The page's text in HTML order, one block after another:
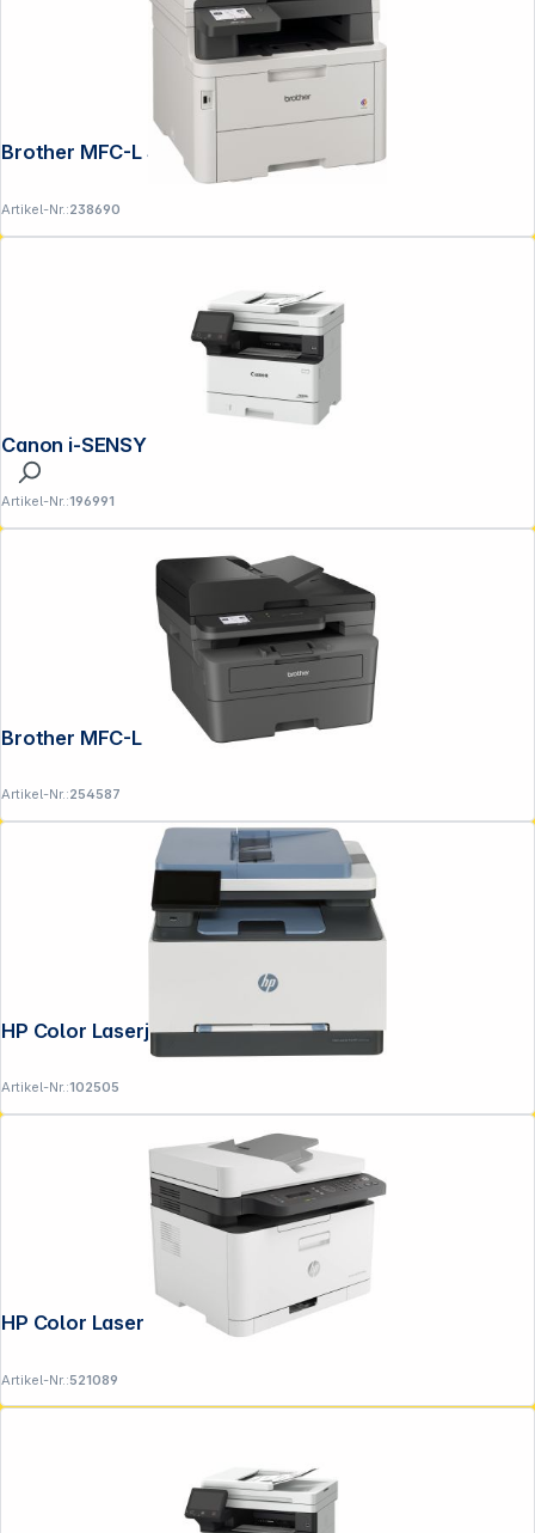
Brother MFC-L 3760 CDW
Artikel-Nr.:238690
Canon i-SENSYS MF 461 dw II
Artikel-Nr.:196991
Brother MFC-L 2860 DWE
Artikel-Nr.:254587
HP Color Laserjet Pro MFP 3302 fdng
Artikel-Nr.:102505
HP Color Laser MFP 179 fwg
Artikel-Nr.:521089